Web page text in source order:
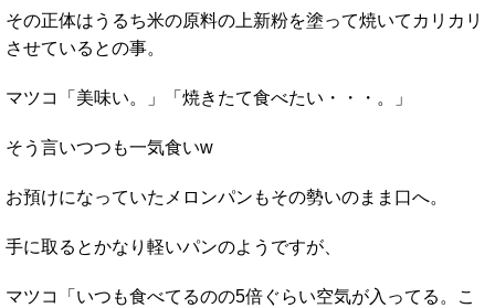
その正体はうるち米の原料の上新粉を塗って焼いてカリカリ
させているとの事。
マツコ「美味い。」「焼きたて食べたい・・・。」
そう言いつつも一気食いw
お預けになっていたメロンパンもその勢いのまま口へ。
手に取るとかなり軽いパンのようですが、
マツコ「いつも食べてるのの5倍ぐらい空気が入ってる。こ